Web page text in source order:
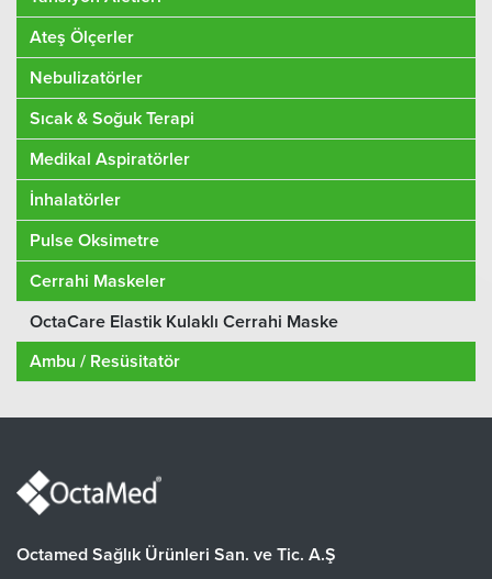
Ateş Ölçerler
Nebulizatörler
Sıcak & Soğuk Terapi
Medikal Aspiratörler
İnhalatörler
Pulse Oksimetre
Cerrahi Maskeler
OctaCare Elastik Kulaklı Cerrahi Maske
Ambu / Resüsitatör
Octamed Sağlık Ürünleri San. ve Tic. A.Ş